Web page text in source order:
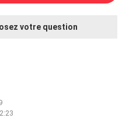
votre question